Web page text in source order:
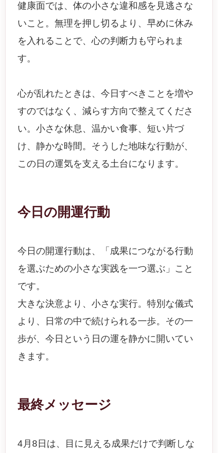
健康面では、体の小さな違和感を見逃さな
いこと。無理を押し切るより、早めに休み
を入れることで、心の判断力も守られま
す。
心が乱れたときは、今日すべきことを増や
すのではなく、減らす方向で整えてくださ
い。小さな休息、温かい食事、短い片づ
け、静かな時間。そうした地味な行動が、
この日の運気を支える土台になります。
今日の開運行動
今日の開運行動は、「成果につながる行動
を選ぶための小さな実践を一つ選ぶ」こと
です。
大きな決意より、小さな実行。特別な儀式
より、日常の中で続けられる一歩。その一
歩が、今日という日の運を静かに開いてい
きます。
最終メッセージ
4月8日は、目に見える成果だけで判断しな